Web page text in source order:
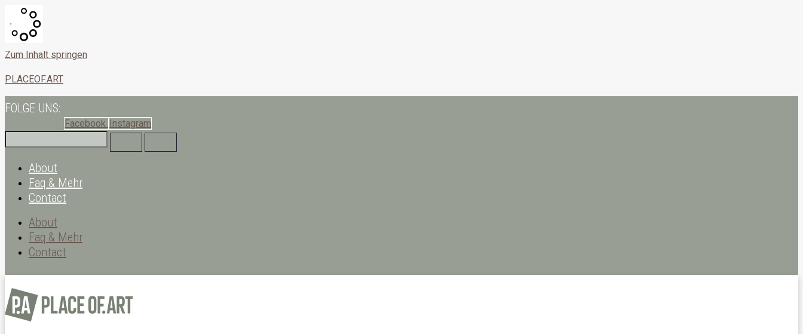
Zum Inhalt springen
PLACEOF.ART
FOLGE UNS:
Facebook Instagram
About
Faq & Mehr
Contact
About
Faq & Mehr
Contact